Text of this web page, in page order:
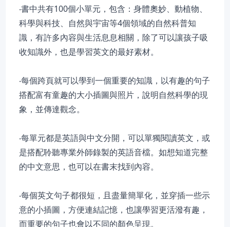
‧書中共有100個小單元，包含：身體奧妙、動植物、
科學與科技、自然與宇宙等4個領域的自然科普知
識，有許多內容與生活息息相關，除了可以讓孩子吸
收知識外，也是學習英文的最好素材。
‧每個跨頁就可以學到一個重要的知識，以有趣的句子
搭配富有童趣的大小插圖與照片，說明自然科學的現
象，並傳達觀念。
‧每單元都是英語與中文分開，可以單獨閱讀英文，或
是搭配聆聽專業外師錄製的英語音檔。如想知道完整
的中文意思，也可以在書末找到內容。
‧每個英文句子都很短，且盡量簡單化，並穿插一些示
意的小插圖，方便連結記憶，也讓學習更活潑有趣，
而重要的句子也會以不同的顏色呈現。